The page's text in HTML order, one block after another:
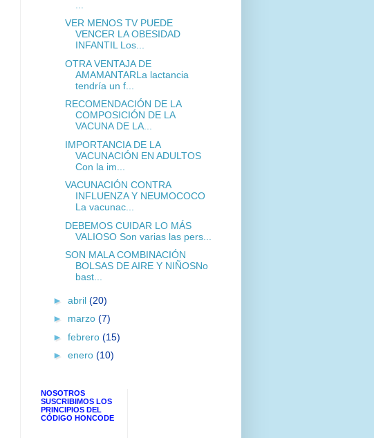
VER MENOS TV PUEDE
VENCER LA OBESIDAD
INFANTIL Los...
OTRA VENTAJA DE
AMAMANTARLa lactancia
tendría un f...
RECOMENDACIÓN DE LA
COMPOSICIÓN DE LA
VACUNA DE LA...
IMPORTANCIA DE LA
VACUNACIÓN EN ADULTOS
Con la im...
VACUNACIÓN CONTRA
INFLUENZA Y NEUMOCOCO
La vacunac...
DEBEMOS CUIDAR LO MÁS
VALIOSO Son varias las pers...
SON MALA COMBINACIÓN
BOLSAS DE AIRE Y NIÑOSNo
bast...
► abril (20)
► marzo (7)
► febrero (15)
► enero (10)
NOSOTROS
SUSCRIBIMOS LOS
PRINCIPIOS DEL
CÓDIGO HONCODE